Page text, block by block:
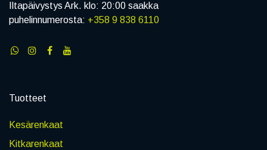
Iltapäivystys Ark. klo: 20:00 saakka
puhelinnumerosta: +358 9 838 6110
Tuotteet
Kesärenkaat
Kitkarenkaat